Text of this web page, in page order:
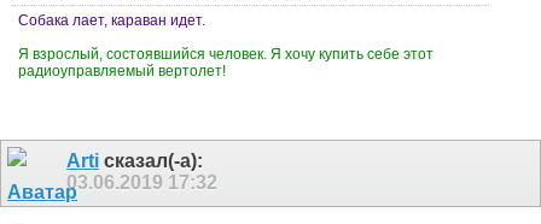
Собака лает, караван идет.
Я взрослый, состоявшийся человек. Я хочу купить себе этот
радиоуправляемый вертолет!
Arti сказал(-а):
03.06.2019 17:32